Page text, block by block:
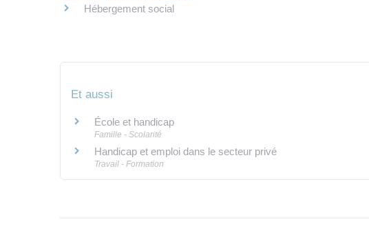
Hébergement social
Et aussi
École et handicap
Famille - Scolarité
Handicap et emploi dans le secteur privé
Travail - Formation